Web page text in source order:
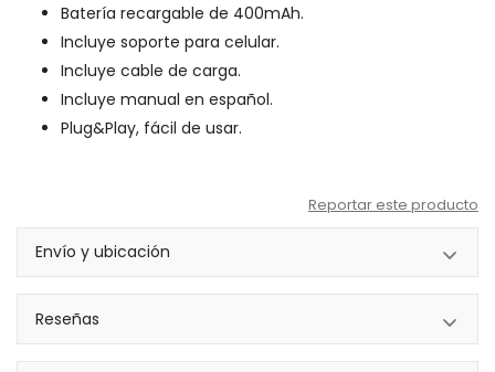
Batería recargable de 400mAh.
Incluye soporte para celular.
Incluye cable de carga.
Incluye manual en español.
Plug&Play, fácil de usar.
Reportar este producto
Envío y ubicación
Reseñas